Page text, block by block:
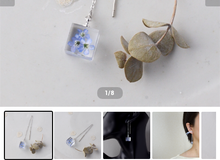
1/8